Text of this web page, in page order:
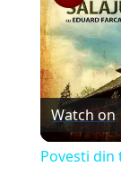
Watch on
Povesti din